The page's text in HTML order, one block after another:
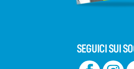
SEGUICI SUI